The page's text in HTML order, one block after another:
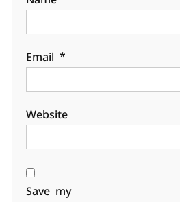
Email *
Website
Save my